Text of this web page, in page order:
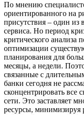
По мнению
ориентированного на
присутствия – один из
сервиса. Но период
критического анализа
оптимизации
планирования для
месяцы, а недели.
связанные с
банки сегодня не
сконцентрировать все
сети. Это заставляет
ресурсы, минимизируя